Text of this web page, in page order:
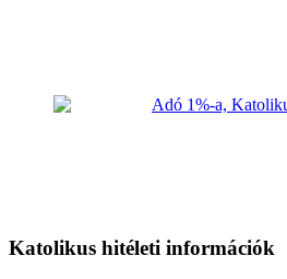
Katolikus hitéleti információk